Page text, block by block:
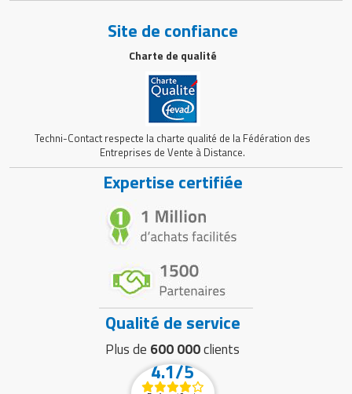
Site de confiance
Charte de qualité
Techni-Contact respecte la charte qualité de la Fédération des
Entreprises de Vente à Distance.
Expertise certifiée
Qualité de service
Plus de 600 000clients
4.1/5